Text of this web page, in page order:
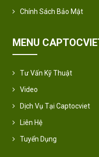
Chính Sách Bảo Mật
MENU
Tư Vấn Kỹ Thuật
Video
Dịch Vụ Tại Captocviet
Liên Hệ
Tuyển Dụng